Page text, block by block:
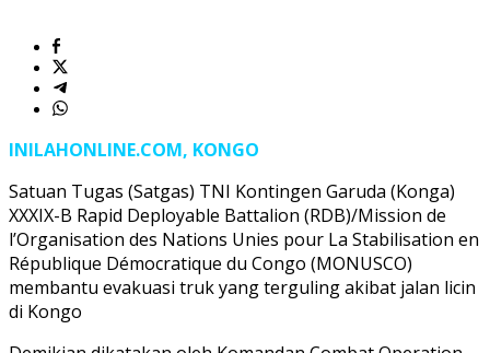
INILAHONLINE.COM, KONGO
Satuan Tugas (Satgas) TNI Kontingen Garuda (Konga)
XXXIX-B Rapid Deployable Battalion (RDB)/Mission de
l’Organisation des Nations Unies pour La Stabilisation en
République Démocratique du Congo (MONUSCO)
membantu evakuasi truk yang terguling akibat jalan licin
di Kongo